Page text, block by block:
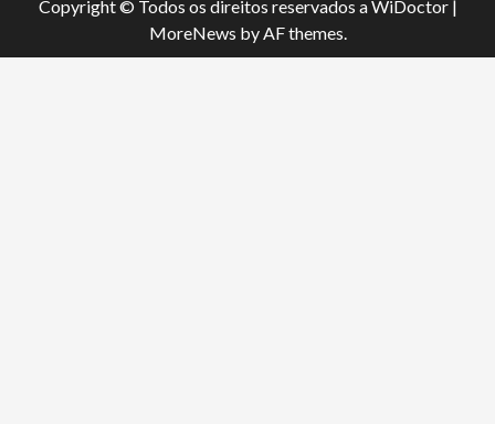
Copyright © Todos os direitos reservados a WiDoctor |
MoreNews by AF themes.